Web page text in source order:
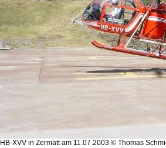
HB-XVV in Zermatt am 11.07.2003 © Thomas